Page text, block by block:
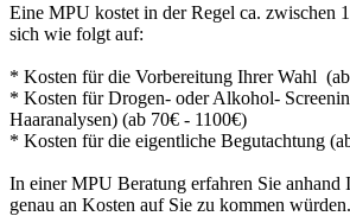
Eine MPU kostet in der Regel ca. zwischen
sich wie folgt auf:
* Kosten für die Vorbereitung Ihrer Wahl
* Kosten für Drogen- oder Alkohol-
Haaranalysen) (ab 70€ - 1100€)
* Kosten für die eigentliche Begutachtung
In einer MPU Beratung erfahren Sie anhand
genau an Kosten auf Sie zu kommen würden.